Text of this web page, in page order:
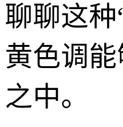
聊聊这
黄色调
之中。